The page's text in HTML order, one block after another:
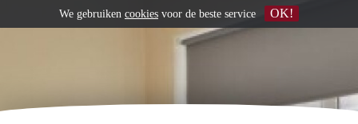
We gebruiken cookies voor de beste service OK!